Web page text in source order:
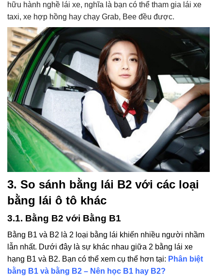
hữu hành nghề lái xe, nghĩa là bạn có thể tham gia lái xe
taxi, xe hợp hồng hay chạy Grab, Bee đều được.
3. So sánh bằng lái B2 với các loại
bằng lái ô tô khác
3.1. Bằng B2 với Bằng B1
Bằng B1 và B2 là 2 loại bằng lái khiến nhiều người nhầm
lẫn nhất. Dưới đây là sự khác nhau giữa 2 bằng lái xe
hạng B1 và B2. Bạn có thể xem cụ thể hơn tại: Phân biệt
bằng B1 và bằng B2 – Nên học B1 hay B2?